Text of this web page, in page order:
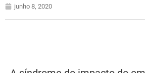
junho 8, 2020